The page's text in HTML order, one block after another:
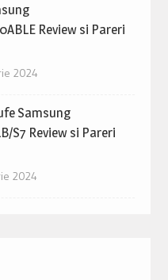
Review si Pareri
2024
Samsung
S7 Review si Pareri
2024